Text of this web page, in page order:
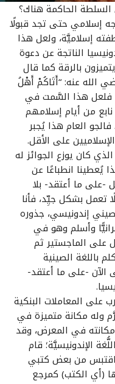
الحاكمة هناك؟
إسلامي حتى تجد قبولًا
إسلاميَّة، ولعل هذا
الناتجة عن دعوة
بالرقة كما قال
الله عنه: “أَتَاكُمْ أَهْلُ
هُمْ أَرَقُّ أَفْئِدَةً، وَأَلْيَنُ قُلُوبًا”[1]. فلعل هذا السَّمت في
من أيام إسلامهم
العام هذا يُجبر
على الأقل.
كان يوزع الجوائز له
يُعطينا انطباعًا عن
-على ما أعتقد- بلا
تعمل بشكل جيِّد، فأنا
إندونيسي، جذوره
وأسلم وهو في
على الماجستير ثم
باللغة الصينية
الآن -على ما أعتقد-
على المعاملات البنكية
وله مكانة متميزة في
في المعرض، وقد
الإندونيسيَّة؛ قام
اقتبس من بعض كتبي
(أي الكتب) كمرجع